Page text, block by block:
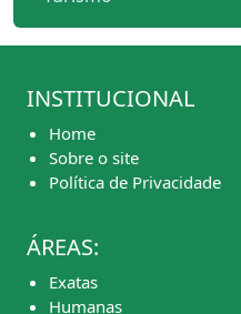
INSTITUCIONAL
Home
Sobre o site
Política de Privacidade
ÁREAS:
Exatas
Humanas